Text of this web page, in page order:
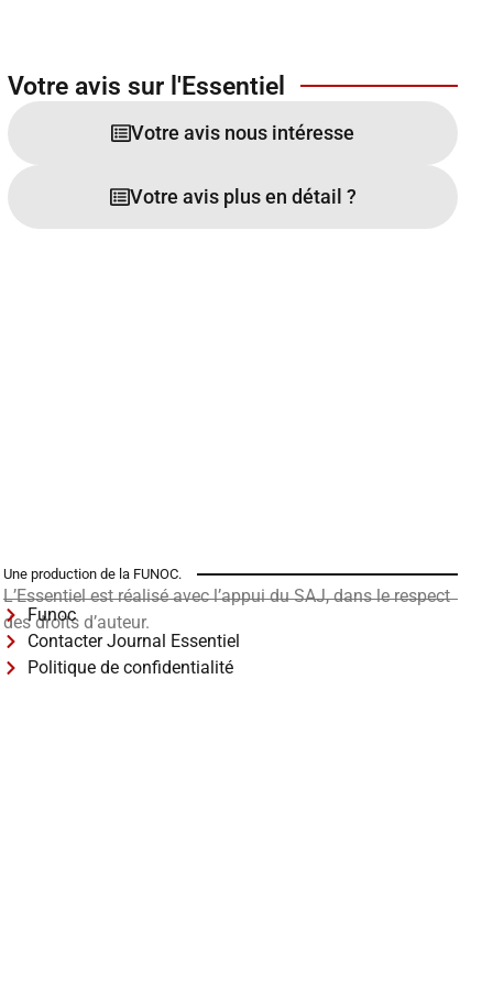
Votre avis sur l'Essentiel
Votre avis nous intéresse
Votre avis plus en détail ?
Une production de la FUNOC.
L’Essentiel est réalisé avec l’appui du SAJ, dans le respect
des droits d’auteur.
Funoc
Contacter Journal Essentiel
Politique de confidentialité